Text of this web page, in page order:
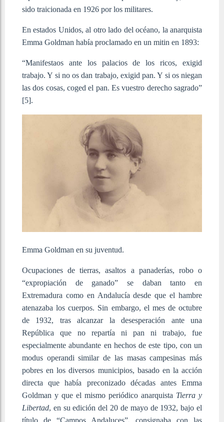
sido traicionada en 1926 por los militares.
En estados Unidos, al otro lado del océano, la anarquista
Emma Goldman había proclamado en un mitin en 1893:
“Manifestaos ante los palacios de los ricos, exigid
trabajo. Y si no os dan trabajo, exigid pan. Y si os niegan
las dos cosas, coged el pan. Es vuestro derecho sagrado”
[5].
Emma Goldman en su juventud.
Ocupaciones de tierras, asaltos a panaderías, robo o
“expropiación de ganado” se daban tanto en
Extremadura como en Andalucía desde que el hambre
atenazaba los cuerpos. Sin embargo, el mes de octubre
de 1932, tras alcanzar la desesperación ante una
República que no repartía ni pan ni trabajo, fue
especialmente abundante en hechos de este tipo, con un
modus operandi similar de las masas campesinas más
pobres en los diversos municipios, basado en la acción
directa que había preconizado décadas antes Emma
Goldman y que el mismo periódico anarquista Tierra y
Libertad, en su edición del 20 de mayo de 1932, bajo el
título de “Campos Andaluces”, consignaba con las